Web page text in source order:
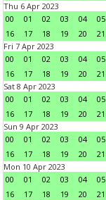
Thu 6 Apr 2023
00
01 02 03 04 05
16
17 18 19 20 21
Fri 7 Apr 2023
00
01 02 03 04 05
16
17 18 19 20 21
Sat 8 Apr 2023
00
01 02 03 04 05
16
17 18 19 20 21
Sun 9 Apr 2023
00
01 02 03 04 05
16
17 18 19 20 21
Mon 10 Apr 2023
00
01 02 03 04 05
16
17 18 19 20 21